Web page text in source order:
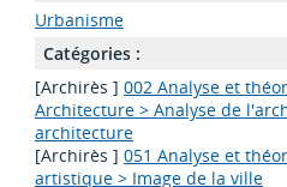
Urbanisme
Catégories :
[Archirès ] 002 Analyse et
Architecture > Analyse de
architecture
[Archirès ] 051 Analyse et
artistique > Image de la ville